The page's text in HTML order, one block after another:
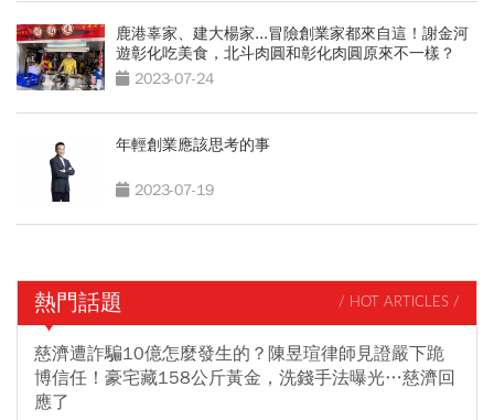
鹿港辜家、建大楊家...冒險創業家都來自這！謝金河
遊彰化吃美食，北斗肉圓和彰化肉圓原來不一樣？
2023-07-24
年輕創業應該思考的事
2023-07-19
熱門話題 / HOT ARTICLES /
慈濟遭詐騙10億怎麼發生的？陳昱瑄律師見證嚴下跪
博信任！豪宅藏158公斤黃金，洗錢手法曝光…慈濟回
應了